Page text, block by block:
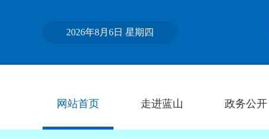
2026年8月6日 星期四
网站首页 走进蓝山 政务公开